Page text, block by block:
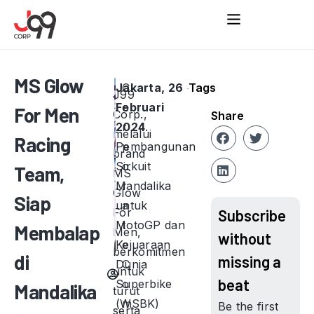
MS Glow
For Men
Racing
Team,
Siap
Membalap
di
Mandalika
C
o
r
p
o
r
a
t
e
C
o
m
J99
Corp.,
melalui
brand
MS
Glow
For
Men,
berkomitmen
untuk
turut
serta
Jakarta, 26
Februari
2024.
Pembangunan
Sirkuit
Mandalika
untuk
MotoGP dan
Kejuaraan
Dunia
Superbike
(WSBK)
Tags
Subscribe
without
missing a
beat
Be the first
Share